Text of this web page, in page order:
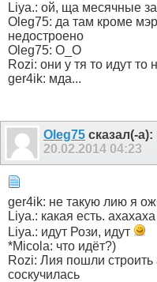
Liya.: ой, ща месячные
Oleg75: да там кроме
недостроено
Oleg75: О_О
Rozi: они у тя то идут то
ger4ik: мда...
Olеg75 сказал(-а):
20.02.2014 04:23
ger4ik: не такую лию я
Liya.: какая есть. ахахаха
Liya.: идут Рози, идут
*Micola: что идёт?)
Rozi: Лия пошли строить
соскучилась